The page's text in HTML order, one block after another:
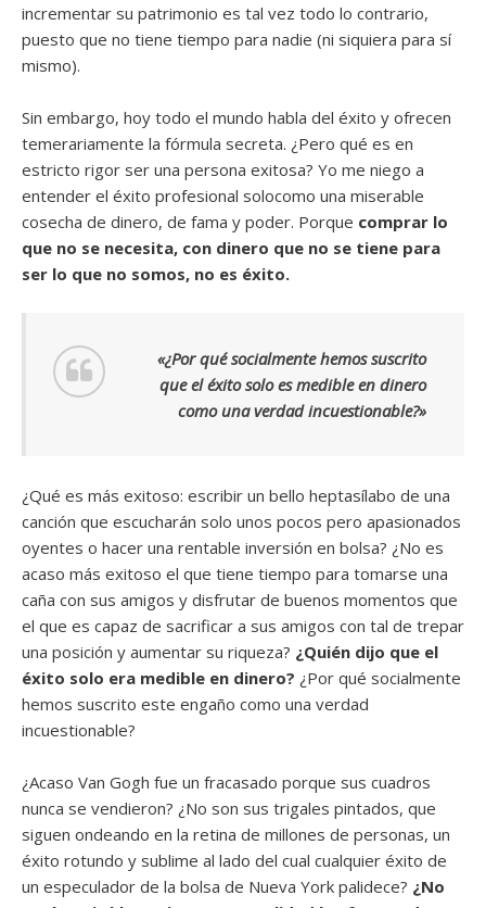
incrementar su patrimonio es tal vez todo lo contrario,
puesto que no tiene tiempo para nadie (ni siquiera para sí
mismo).
Sin embargo, hoy todo el mundo habla del éxito y ofrecen
temerariamente la fórmula secreta. ¿Pero qué es en
estricto rigor ser una persona exitosa? Yo me niego a
entender el éxito profesional solocomo una miserable
cosecha de dinero, de fama y poder. Porque comprar lo
que no se necesita, con dinero que no se tiene para
ser lo que no somos, no es éxito.
«¿Por qué socialmente hemos suscrito
que el éxito solo es medible en dinero
como una verdad incuestionable?»
¿Qué es más exitoso: escribir un bello heptasílabo de una
canción que escucharán solo unos pocos pero apasionados
oyentes o hacer una rentable inversión en bolsa? ¿No es
acaso más exitoso el que tiene tiempo para tomarse una
caña con sus amigos y disfrutar de buenos momentos que
el que es capaz de sacrificar a sus amigos con tal de trepar
una posición y aumentar su riqueza? ¿Quién dijo que el
éxito solo era medible en dinero? ¿Por qué socialmente
hemos suscrito este engaño como una verdad
incuestionable?
¿Acaso Van Gogh fue un fracasado porque sus cuadros
nunca se vendieron? ¿No son sus trigales pintados, que
siguen ondeando en la retina de millones de personas, un
éxito rotundo y sublime al lado del cual cualquier éxito de
un especulador de la bolsa de Nueva York palidece? ¿No